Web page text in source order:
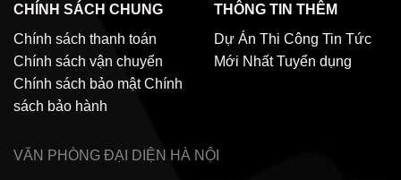
CHÍNH SÁCH CHUNG
Chính sách thanh toán
Chính sách vận chuyển
Chính sách bảo mật Chính
sách bảo hành
THÔNG TIN THÊM
Dự Án Thi Công Tin Tức
Mới Nhất Tuyển dụng
VĂN PHÒNG ĐẠI DIỆN HÀ NỘI